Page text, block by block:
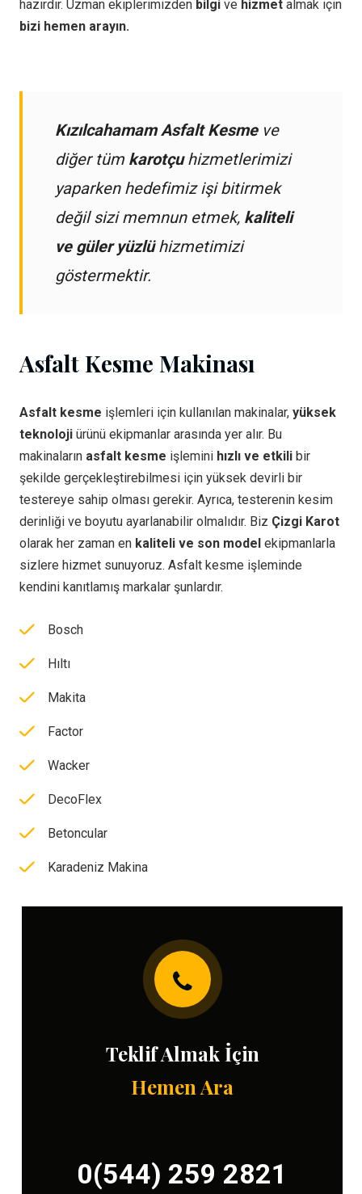
hazırdır. Uzman ekiplerimizden bilgi ve hizmet almak için
bizi hemen arayın.
Kızılcahamam Asfalt Kesmeve
diğer tüm karotçuhizmetlerimizi
yaparken hedefimiz işi bitirmek
değil sizi memnun etmek, kaliteli
ve güler yüzlühizmetimizi
göstermektir.
Asfalt Kesme Makinası
Asfalt kesme işlemleri için kullanılan makinalar, yüksek
teknoloji ürünü ekipmanlar arasında yer alır. Bu
makinaların asfalt kesme işlemini hızlı ve etkili bir
şekilde gerçekleştirebilmesi için yüksek devirli bir
testereye sahip olması gerekir. Ayrıca, testerenin kesim
derinliği ve boyutu ayarlanabilir olmalıdır. Biz Çizgi Karot
olarak her zaman en kaliteli ve son model ekipmanlarla
sizlere hizmet sunuyoruz. Asfalt kesme işleminde
kendini kanıtlamış markalar şunlardır.
Bosch
Hıltı
Makita
Factor
Wacker
DecoFlex
Betoncular
Karadeniz Makina
Teklif Almak İçin
Hemen Ara
0(544) 259 2821